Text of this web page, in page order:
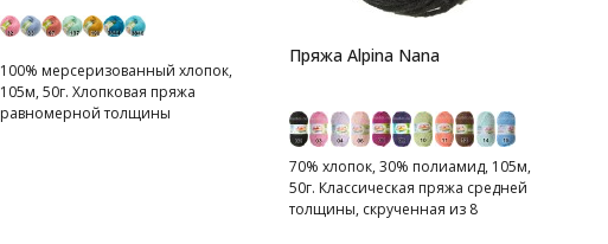
100% мерсеризованный хлопок,
105м, 50г. Хлопковая пряжа
равномерной толщины
Пряжа Alpina Nana
70% хлопок, 30% полиамид, 105м,
50г. Классическая пряжа средней
толщины, скрученная из 8